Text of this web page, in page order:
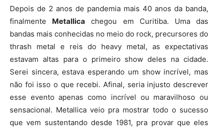
Depois de 2 anos de pandemia mais 40 anos da banda,
finalmente Metallica chegou em Curitiba. Uma das
bandas mais conhecidas no meio do rock, precursores do
thrash metal e reis do heavy metal, as expectativas
estavam altas para o primeiro show deles na cidade.
Serei sincera, estava esperando um show incrível, mas
não foi isso o que recebi. Afinal, seria injusto descrever
esse evento apenas como incrível ou maravilhoso ou
sensacional. Metallica veio pra mostrar todo o sucesso
que vem sustentando desde 1981, pra provar que eles